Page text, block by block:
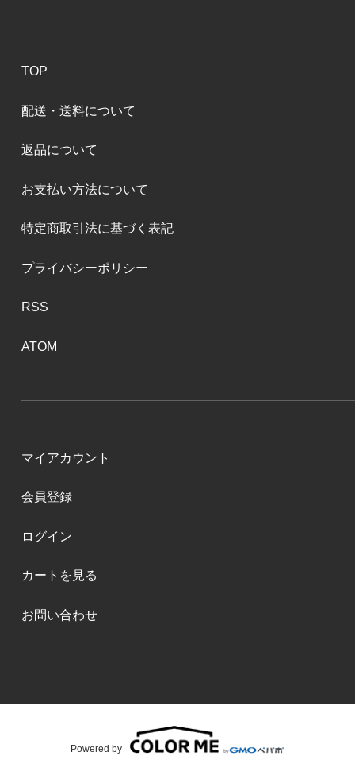
TOP
配送・送料について
返品について
お支払い方法について
特定商取引法に基づく表記
プライバシーポリシー
RSS
ATOM
マイアカウント
会員登録
ログイン
カートを見る
お問い合わせ
Powered by